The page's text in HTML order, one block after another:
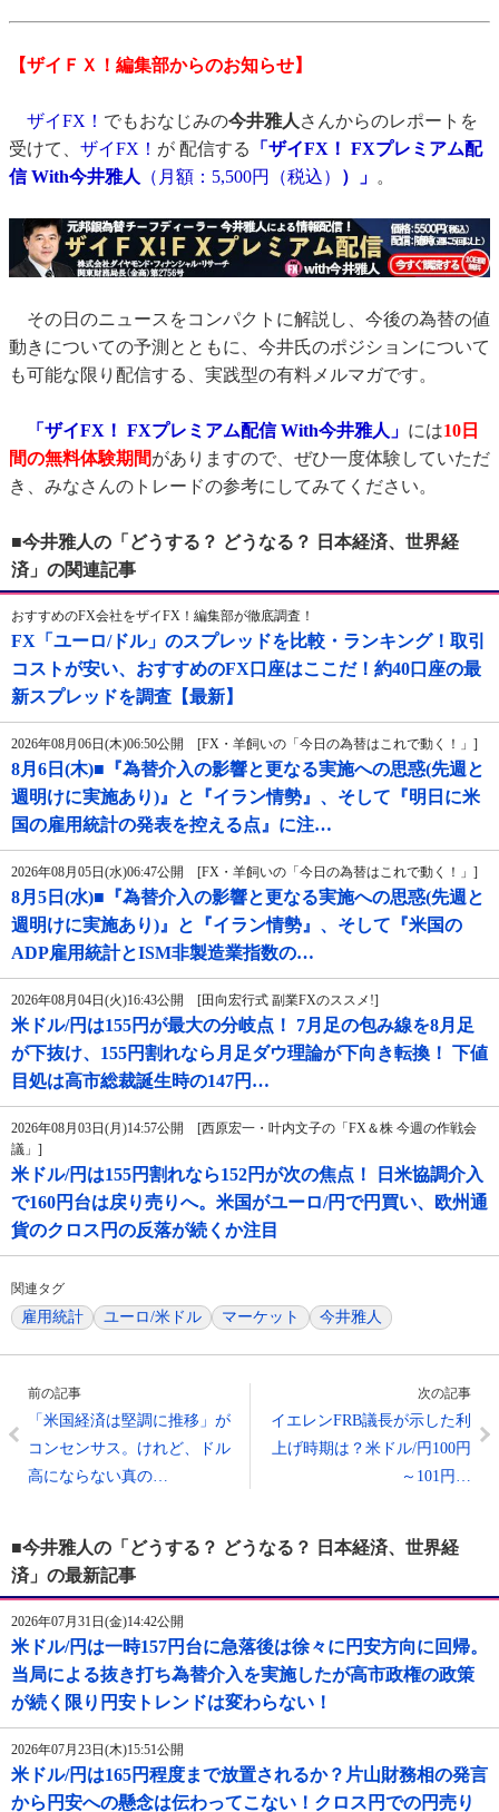
【ザイＦＸ！編集部からのお知らせ】
ザイFX！ でもおなじみの今井雅人 さんからのレポートを
受けて、 ザイFX！ が 配信する
「ザイFX！ FXプレミアム配
信 With今井雅人
（月額：5,500円（税込） ）」 。
その日のニュースをコンパクトに解説し、今後の為替の値
動きについての予測とともに、今井氏のポジションについて
も可能な限り配信する、実践型の有料メルマガです。
「ザイFX！ FXプレミアム配信 With今井雅人」 には10日
間の無料体験期間がありますので、ぜひ一度体験していただ
き、みなさんのトレードの参考にしてみてください。
■今井雅人の「どうする？ どうなる？ 日本経済、世界経
済」の関連記事
おすすめのFX会社をザイFX！編集部が徹底調査！
FX「ユーロ/ドル」のスプレッドを比較・ランキング！取引
コストが安い、おすすめのFX口座はここだ！約40口座の最
新スプレッドを調査【最新】
2026年08月06日(木)06:50公開 [FX・羊飼いの「今日の為替はこれで動く！」]
8月6日(木)■『為替介入の影響と更なる実施への思惑(先週と
週明けに実施あり)』と『イラン情勢』、そして『明日に米
国の雇用統計の発表を控える点』に注…
2026年08月05日(水)06:47公開 [FX・羊飼いの「今日の為替はこれで動く！」]
8月5日(水)■『為替介入の影響と更なる実施への思惑(先週と
週明けに実施あり)』と『イラン情勢』、そして『米国の
ADP雇用統計とISM非製造業指数の…
2026年08月04日(火)16:43公開 [田向宏行式 副業FXのススメ!]
米ドル/円は155円が最大の分岐点！ 7月足の包み線を8月足
が下抜け、155円割れなら月足ダウ理論が下向き転換！ 下値
目処は高市総裁誕生時の147円…
2026年08月03日(月)14:57公開 [西原宏一・叶内文子の「FX＆株 今週の作戦会
議」]
米ドル/円は155円割れなら152円が次の焦点！ 日米協調介入
で160円台は戻り売りへ。米国がユーロ/円で円買い、欧州通
貨のクロス円の反落が続くか注目
関連タグ
雇用統計 ユーロ/米ドル マーケット 今井雅人
前の記事
「米国経済は堅調に推移」が
コンセンサス。けれど、ドル
高にならない真の…
次の記事
イエレンFRB議長が示した利
上げ時期は？米ドル/円100円
～101円…
■今井雅人の「どうする？ どうなる？ 日本経済、世界経
済」の最新記事
2026年07月31日(金)14:42公開
米ドル/円は一時157円台に急落後は徐々に円安方向に回帰。
当局による抜き打ち為替介入を実施したが高市政権の政策
が続く限り円安トレンドは変わらない！
2026年07月23日(木)15:51公開
米ドル/円は165円程度まで放置されるか？片山財務相の発言
から円安への懸念は伝わってこない！クロス円での円売り